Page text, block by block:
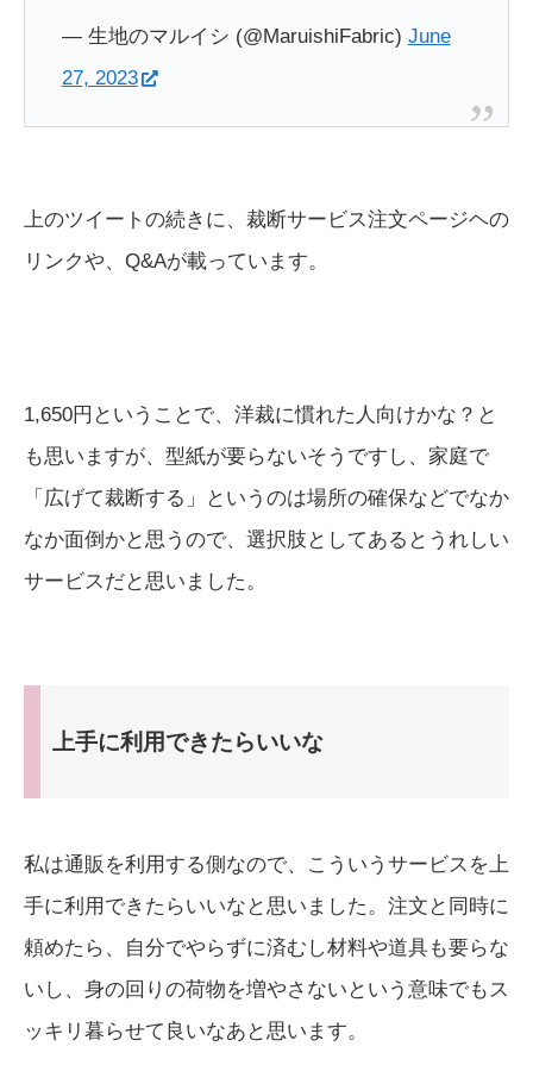
— 生地のマルイシ (@MaruishiFabric) June
27, 2023
上のツイートの続きに、裁断サービス注文ページヘの
リンクや、Q&Aが載っています。
1,650円ということで、洋裁に慣れた人向けかな？と
も思いますが、型紙が要らないそうですし、家庭で
「広げて裁断する」というのは場所の確保などでなか
なか面倒かと思うので、選択肢としてあるとうれしい
サービスだと思いました。
上手に利用できたらいいな
私は通販を利用する側なので、こういうサービスを上
手に利用できたらいいなと思いました。注文と同時に
頼めたら、自分でやらずに済むし材料や道具も要らな
いし、身の回りの荷物を増やさないという意味でもス
ッキリ暮らせて良いなあと思います。